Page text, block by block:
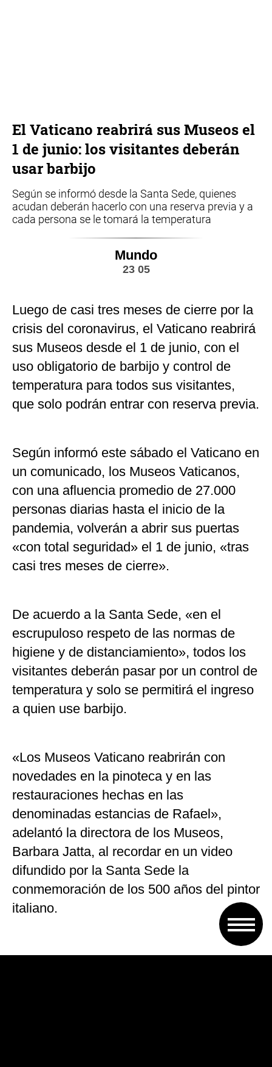
El Vaticano reabrirá sus Museos el
1 de junio: los visitantes deberán
usar barbijo
Según se informó desde la Santa Sede, quienes
acudan deberán hacerlo con una reserva previa y a
cada persona se le tomará la temperatura
Mundo
23 05
Luego de casi tres meses de cierre por la
crisis del coronavirus, el Vaticano reabrirá
sus Museos desde el 1 de junio, con el
uso obligatorio de barbijo y control de
temperatura para todos sus visitantes,
que solo podrán entrar con reserva previa.
Según informó este sábado el Vaticano en
un comunicado, los Museos Vaticanos,
con una afluencia promedio de 27.000
personas diarias hasta el inicio de la
pandemia, volverán a abrir sus puertas
«con total seguridad» el 1 de junio, «tras
casi tres meses de cierre».
De acuerdo a la Santa Sede, «en el
escrupuloso respeto de las normas de
higiene y de distanciamiento», todos los
visitantes deberán pasar por un control de
temperatura y solo se permitirá el ingreso
a quien use barbijo.
«Los Museos Vaticano reabrirán con
novedades en la pinoteca y en las
restauraciones hechas en las
denominadas estancias de Rafael»,
adelantó la directora de los Museos,
Barbara Jatta, al recordar en un video
difundido por la Santa Sede la
conmemoración de los 500 años del pintor
italiano.